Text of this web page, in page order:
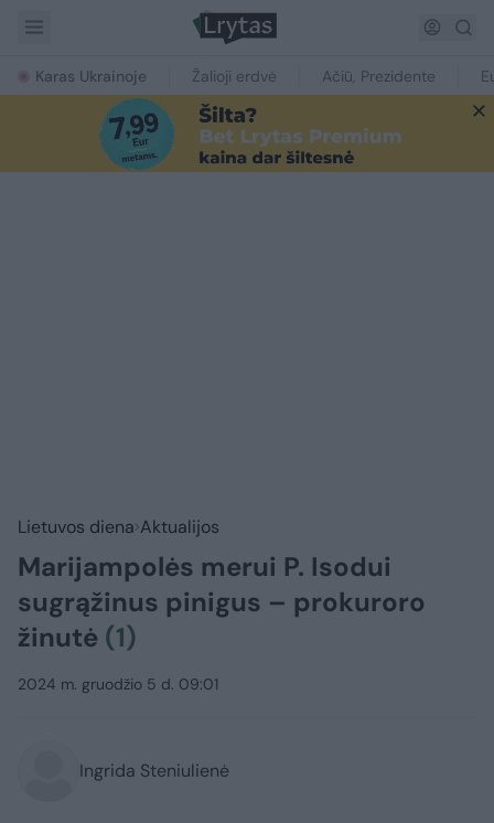
Karas Ukrainoje Žalioji erdvė Ačiū, Prezidente
Lietuvos diena Aktualijos
Marijampolės merui P. Isodui
sugrąžinus pinigus – prokuroro
žinutė (1)
2024 m. gruodžio 5 d. 09:01
Ingrida Steniulienė